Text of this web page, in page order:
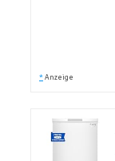
* Anzeige